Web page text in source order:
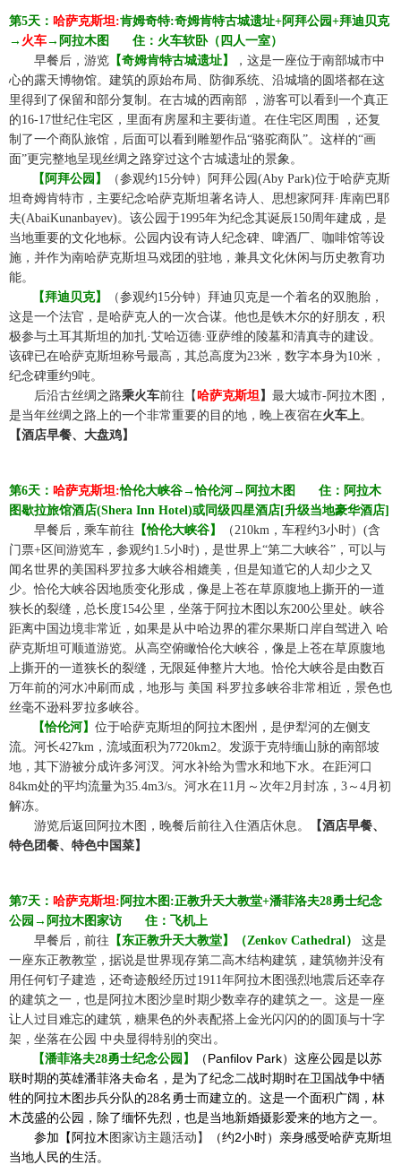
第5天： 哈萨克斯坦:肯姆奇特:奇姆肯特古城遗址+阿拜公园+拜迪贝克
→ 火车→ 阿拉木图
住：火车软卧（四人一室）
早餐后，游览 【奇姆肯特古城遗址】
，这是一座位于南部城市中
心的露天博物馆。建筑的原始布局、防御系统、沿城墙的圆塔都在这
里得到了保留和部分复制。在古城的西南部
，游客可以看到一个真正
的16-17世纪住宅区，里面有房屋和主要街道。在住宅区周围 ，还复
制了一个商队旅馆，后面可以看到雕塑作品“骆驼商队”。这样的“画
面”更完整地呈现丝绸之路穿过这个古城遗址的景象。
【阿拜公园】 （参观约15分钟）阿拜公园(Aby Park)位于哈萨克斯
坦奇姆肯特市，主要纪念哈萨克斯坦著名诗人、思想家阿拜·库南巴耶
夫(AbaiKunanbayev)。该公园于1995年为纪念其诞辰150周年建成，是
当地重要的文化地标。公园内设有诗人纪念碑、啤酒厂、咖啡馆等设
施，并作为南哈萨克斯坦马戏团的驻地，兼具文化休闲与历史教育功
能。
【拜迪贝克】 （参观约15分钟）拜迪贝克是一个着名的双胞胎，
这是一个法官，是哈萨克人的一次合谋。他也是铁木尔的好朋友，积
极参与土耳其斯坦的加扎·艾哈迈德·亚萨维的陵墓和清真寺的建设。
该碑已在哈萨克斯坦称号最高，其总高度为23米，数字本身为10米，
纪念碑重约9吨。
后沿古丝绸之路乘火车前往【哈萨克斯坦】 最大城市-阿拉木图 ，
是当年丝绸之路上的一个非常重要的目的地，晚上夜宿在火车上。
【酒店早餐、 大盘鸡】
第6天： 哈萨克斯坦:恰伦大峡谷→恰伦河→ 阿拉木图
住：阿拉木
图歇拉旅馆酒店(Shera Inn Hotel)或同级 四星酒店[升级当地豪华酒店]
早餐后，乘车前往 【恰伦大峡谷】 （210km， 车程约3小时） (含
门票+区间游览车，参观约1.5小时)，是世界上“第二大峡谷”，可以与
闻名世界的美国科罗拉多大峡谷相媲美，但是知道它的人却少之又
少。恰伦大峡谷因地质变化形成，像是上苍在草原腹地上撕开的一道
狭长的裂缝， 总长度154公里，坐落于阿拉木图以东200公里处。峡谷
距离中国边境非常近，如果是从中哈边界的霍尔果斯口岸自驾进入 哈
萨克斯坦可顺道游览。从高空俯瞰恰伦大峡谷，像是上苍在草原腹地
上撕开的一道狭长的裂缝，无限延伸整片大地。恰伦大峡谷是由数百
万年前的河水冲刷而成，地形与 美国 科罗拉多峡谷非常相近，景色也
丝毫不逊科罗拉多峡谷。
【恰伦河】 位于哈萨克斯坦的阿拉木图州，是伊犁河的左侧支
流。河长427km，流域面积为7720km2。发源于克特缅山脉的南部坡
地，其下游被分成许多河汊。河水补给为雪水和地下水。在距河口
84km处的平均流量为35.4m3/s。河水在11月～次年2月封冻，3～4月初
解冻。
游览后返回阿拉木图， 晚餐后前往入住酒店休息。
【酒店早餐、
特色团餐、 特色中国菜】
第7天： 哈萨克斯坦: 阿拉木图:正教升天大教堂+潘菲洛夫28勇士纪念
公园 →阿拉木图家访
住：飞机上
早餐后，前往 【东正教升天大教堂】（Zenkov Cathedral） 这是
一座东正教教堂，据说是世界现存第二高木结构建筑，建筑物并没有
用任何钉子建造，还奇迹般经历过1911年阿拉木图强烈地震后还幸存
的建筑之一，也是阿拉木图沙皇时期少数幸存的建筑之一。这是一座
让人过目难忘的建筑，糖果色的外表配搭上金光闪闪的的圆顶与十字
架，坐落在公园 中央显得特别的突出。
【潘菲洛夫28勇士纪念公园】 （ Panfilov Park）这座公园是以苏
联时期的英雄潘菲洛夫命名，是为了纪念二战时期时在卫国战争中牺
牲的阿拉木图步兵分队的28名勇士而建立的。这是一个面积广阔，林
木茂盛的公园，除了缅怀先烈，也是当地新婚摄影爱来的地方之一。
参加 【阿拉木 图家访主题活动】 （约2小时）亲身感受哈萨克斯坦
当地人民的生活。